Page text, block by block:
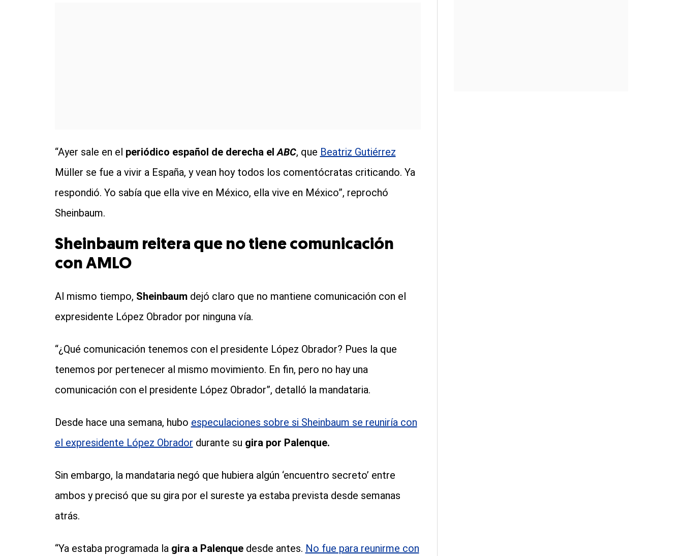
“Ayer sale en el periódico español de derecha elABC, que Beatriz Gutiérrez
Müller se fue a vivir a España, y vean hoy todos los comentócratas criticando. Ya
respondió. Yo sabía que ella vive en México, ella vive en México”, reprochó
Sheinbaum.
Sheinbaum reitera que no tiene comunicación
con AMLO
Al mismo tiempo, Sheinbaumdejó claro que no mantiene comunicación con el
expresidente López Obrador por ninguna vía.
“¿Qué comunicación tenemos con el presidente López Obrador? Pues la que
tenemos por pertenecer al mismo movimiento. En fin, pero no hay una
comunicación con el presidente López Obrador”, detalló la mandataria.
Desde hace una semana, hubo especulaciones sobre si Sheinbaum se reuniría con
el expresidente López Obrador durante su gira por Palenque.
Sin embargo, la mandataria negó que hubiera algún ‘encuentro secreto’ entre
ambos y precisó que su gira por el sureste ya estaba prevista desde semanas
atrás.
“Ya estaba programada la gira a Palenquedesde antes. No fue para reunirme con